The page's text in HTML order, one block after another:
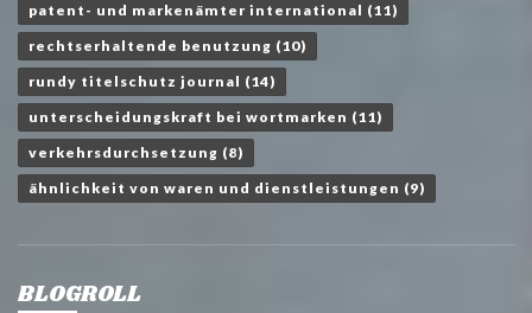
patent- und markenämter international (11)
rechtserhaltende benutzung (10)
rundy titelschutz journal (14)
unterscheidungskraft bei wortmarken (11)
verkehrsdurchsetzung (8)
ähnlichkeit von waren und dienstleistungen (9)
BLOGROLL